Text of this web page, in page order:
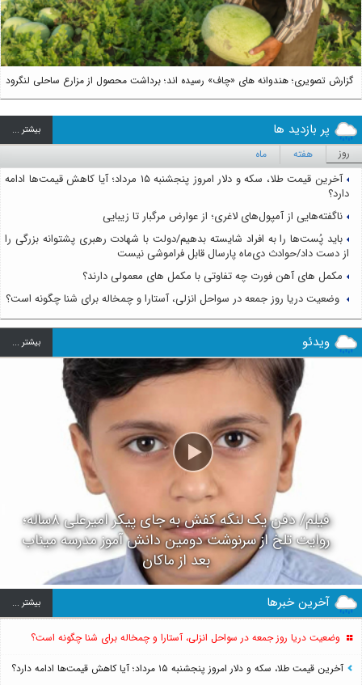
گزارش تصویری؛ هندوانه های «چاف» رسیده اند؛ برداشت محصول از مزارع ساحلی لنگرود
پر بازدید ها بيشتر ...
روز هفته ماه
آخرین قیمت طلا، سکه و دلار امروز پنجشنبه ۱۵ مرداد؛ آیا کاهش قیمت‌ها ادامه
دارد؟
ناگفته‌هایی از آمپول‌های لاغری؛ از عوارض مرگبار تا زیبایی
باید پُست‌ها را به افراد شایسته بدهیم/دولت با شهادت رهبری پشتوانه بزرگی را
از دست داد/حوادث دی‌ماه پارسال قابل فراموشی نیست
مکمل های آهن فورت چه تفاوتی با مکمل های معمولی دارند؟
وضعیت دریا روز جمعه در سواحل انزلی، آستارا و چمخاله برای شنا چگونه است؟
ویدئو بيشتر ...
فیلم/ دفن یک لنگه کفش به جای پیکر امیرعلی ۸ساله؛
روایت تلخ از سرنوشت دومین دانش آموز مدرسه میناب
بعد از ماکان
آخرین خبرها بيشتر ...
وضعیت دریا روز جمعه در سواحل انزلی، آستارا و چمخاله برای شنا چگونه است؟
آخرین قیمت طلا، سکه و دلار امروز پنجشنبه ۱۵ مرداد؛ آیا کاهش قیمت‌ها ادامه دارد؟